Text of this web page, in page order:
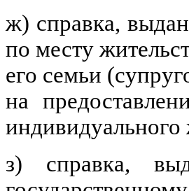
ж) справка,
по месту
его семьи
на
з) справка,